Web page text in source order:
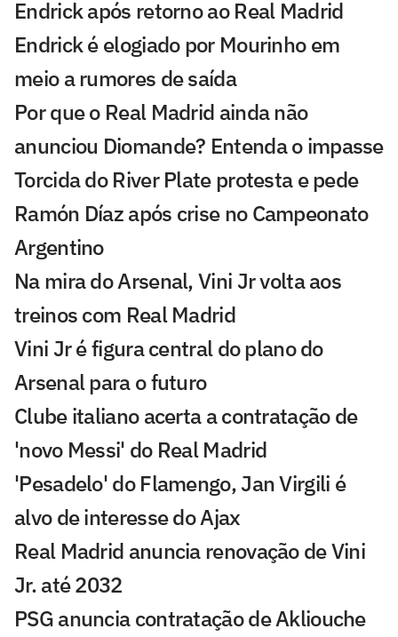
Endrick após retorno ao Real Madrid
Endrick é elogiado por Mourinho em
meio a rumores de saída
Por que o Real Madrid ainda não
anunciou Diomande? Entenda o impasse
Torcida do River Plate protesta e pede
Ramón Díaz após crise no Campeonato
Argentino
Na mira do Arsenal, Vini Jr volta aos
treinos com Real Madrid
Vini Jr é figura central do plano do
Arsenal para o futuro
Clube italiano acerta a contratação de
'novo Messi' do Real Madrid
'Pesadelo' do Flamengo, Jan Virgili é
alvo de interesse do Ajax
Real Madrid anuncia renovação de Vini
Jr. até 2032
PSG anuncia contratação de Akliouche